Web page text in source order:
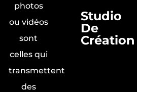
Studio
De
Création
photos
ou vidéos
sont
celles qui
transmettent
des